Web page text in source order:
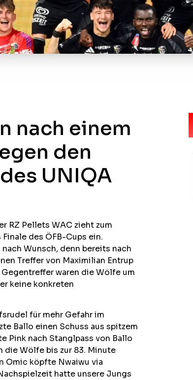
nach einem
den
UNIQA
RZ Pellets WAC zieht zum
des ÖFB-Cups ein.
Wunsch, denn bereits nach
Treffer von Maximilian Entrup
waren die Wölfe um
keine konkreten
für mehr Gefahr im
Ballo einen Schuss aus spitzem
Pink nach Stanglpass von Ballo
die Wölfe bis zur 83. Minute
Omic köpfte Nwaiwu via
hatte unsere Jungs